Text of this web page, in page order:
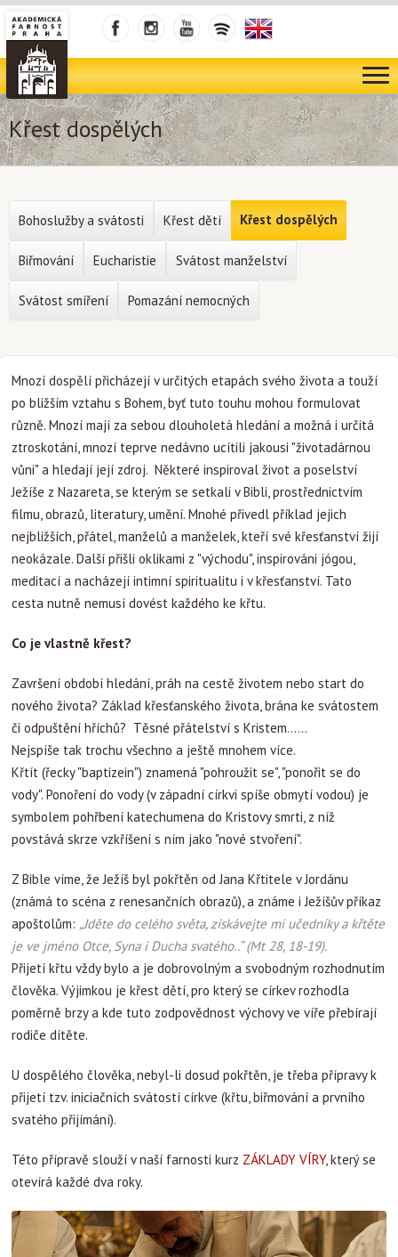
Křest dospělých
Mnozí dospělí přicházejí v určitých etapách svého života a touží
po bližším vztahu s Bohem, byť tuto touhu mohou formulovat
různě. Mnozí mají za sebou dlouholetá hledání a možná i určitá
ztroskotání, mnozí teprve nedávno ucítili jakousi "životadárnou
vůni" a hledají její zdroj. Některé inspiroval život a poselství
Ježíše z Nazareta, se kterým se setkali v Bibli, prostřednictvím
filmu, obrazů, literatury, umění. Mnohé přivedl příklad jejich
nejbližších, přátel, manželů a manželek, kteří své křesťanství žijí
neokázale. Další přišli oklikami z "východu", inspirováni jógou,
meditací a nacházejí intimní spiritualitu i v křesťanství. Tato
cesta nutně nemusí dovést každého ke křtu.
Co je vlastně křest?
Završení období hledání, práh na cestě životem nebo start do
nového života? Základ křesťanského života, brána ke svátostem
či odpuštění hříchů? Těsné přátelství s Kristem......
Nejspíše tak trochu všechno a ještě mnohem více.
Křtít (řecky "baptizein") znamená "pohroužit se", "ponořit se do
vody". Ponoření do vody (v západní církvi spíše obmytí vodou) je
symbolem pohřbení katechumena do Kristovy smrti, z níž
povstává skrze vzkříšení s ním jako "nové stvoření".
Z Bible víme, že Ježíš byl pokřtěn od Jana Křtitele v Jordánu
(známá to scéna z renesančních obrazů), a známe i Ježíšův příkaz
apoštolům: „Jděte do celého světa, získávejte mi učedníky a křtěte
je ve jméno Otce, Syna i Ducha svatého..“ (Mt 28, 18-19).
Přijetí křtu vždy bylo a je dobrovolným a svobodným rozhodnutím
člověka. Výjimkou je křest dětí, pro který se církev rozhodla
poměrně brzy a kde tuto zodpovědnost výchovy ve víře přebírají
rodiče dítěte.
U dospělého člověka, nebyl-li dosud pokřtěn, je třeba přípravy k
přijetí tzv. iniciačních svátostí církve (křtu, biřmování a prvního
svatého přijímání).
Této přípravě slouží v naší farnosti kurz ZÁKLADY VÍRY, který se
otevírá každé dva roky.
Bohoslužby a svátosti Křest dětí Křest dospělých
Biřmování Eucharistie Svátost manželství
Svátost smíření Pomazání nemocných